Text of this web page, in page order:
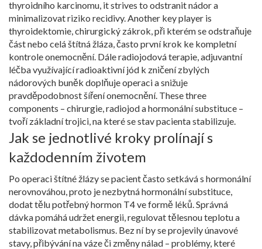
thyroidního karcinomu, it strives to odstranit nádor a
minimalizovat riziko recidivy. Another key player is
thyroidektomie,chirurgický zákrok, při kterém se odstraňuje
část nebo celá štítná žláza, často první krok ke kompletní
kontrole onemocnění. Dáleradiojodová terapie,adjuvantní
léčba využívající radioaktivní jód k zničení zbylých
nádorových buněk doplňuje operaci a snižuje
pravděpodobnost šíření onemocnění. These three
components – chirurgie, radiojod a hormonální substituce –
tvoří základní trojici, na které se stav pacienta stabilizuje.
Jak se jednotlivé kroky prolínají s
každodenním životem
Po operaci štítné žlázy se pacient často setkává s hormonální
nerovnováhou, proto je nezbytnáhormonální substituce,
dodat tělu potřebný hormon T4 ve formě léků. Správná
dávka pomáhá udržet energii, regulovat tělesnou teplotu a
stabilizovat metabolismus. Bez ní by se projevily únavové
stavy, přibývání na váze či změny nálad – problémy, které